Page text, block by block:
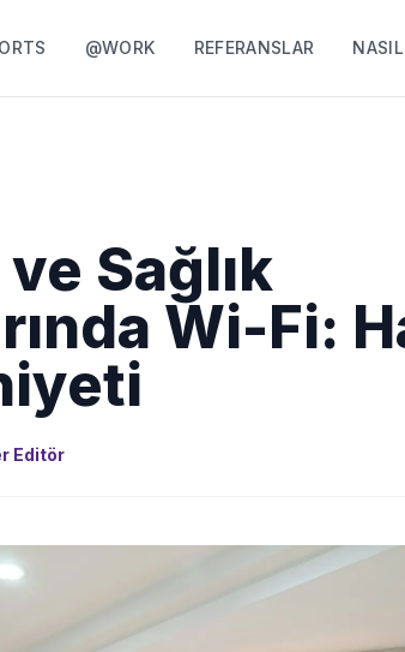
@WORK REFERANSLAR
Sağlık
Wi-Fi:
Editör